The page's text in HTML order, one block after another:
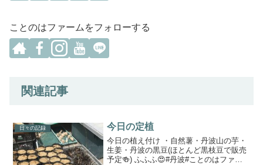
ことのはファームをフォローする
関連記事
日々の記録 今日の定植
今日の植え付け ・自然薯・丹波山の芋・
生姜・丹波の黒豆(ほとんど黒枝豆で販売
予定🍻) ふふふ😍#丹波#ことのはファー